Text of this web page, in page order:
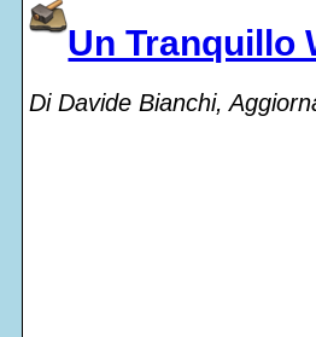
Un Tranquillo
Di Davide Bianchi,